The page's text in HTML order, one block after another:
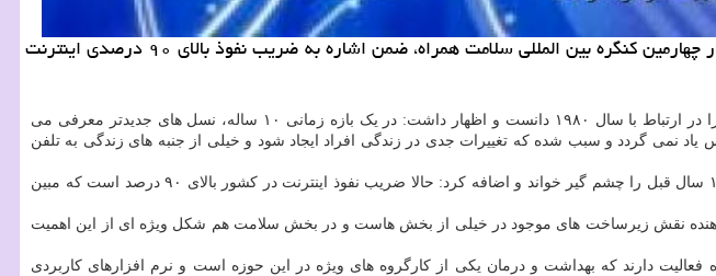
به گزارش کار و درآمد معاون فناوری و نوآوری وزارت ارتباطات و فناوری اطلاعات در آیین شروع به کار چهارمین کنگره بین المللی سلامت همراه، ضمن اشاره به ضریب نفوذ بالای ۹۰ درصدی اینترنت
سید ستار هاشمی، سه شنبه در چهارمین کنگره بین المللی سلامت همراه در شیراز، اولین نسل تلفن های همراه را در ارتباط با سال ۱۹۸۰ دانست و اظهار داشت: در یک بازه زمانی ۱۰ ساله، نسل های جدیدتر معرفی می
نمی گردد و سبب شده که تغییرات جدی در زندگی افراد ایجاد شود و خیلی از جنبه های زندگی به تلفن
این عضو هیات علمی دانشکده مهندسی برق و کامپیوتر دانشگاه شیراز، تغییرات بوجود آمده حوزه تلفن همراه در ۱۰ سال قبل را چشم گیر خواند و اضافه کرد: حالا ضریب نفوذ اینترنت در کشور بالای ۹۰ درصد است که مبین
دهنده نقش زیرساخت های موجود در خیلی از بخش هاست و در بخش سلامت هم شکل ویژه ای از این اهمیت
فعالیت دارند که بهداشت و درمان یکی از کارگروه های ویژه در این حوزه است و نرم افزارهای کاربردی